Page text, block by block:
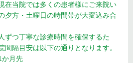
在当院では多くの患者様にご来院い
夕方・土曜日の時間帯が大変込み合
ずつ丁寧な診療時間を確保するた
間隔目安は以下の通りとなります。
か月先